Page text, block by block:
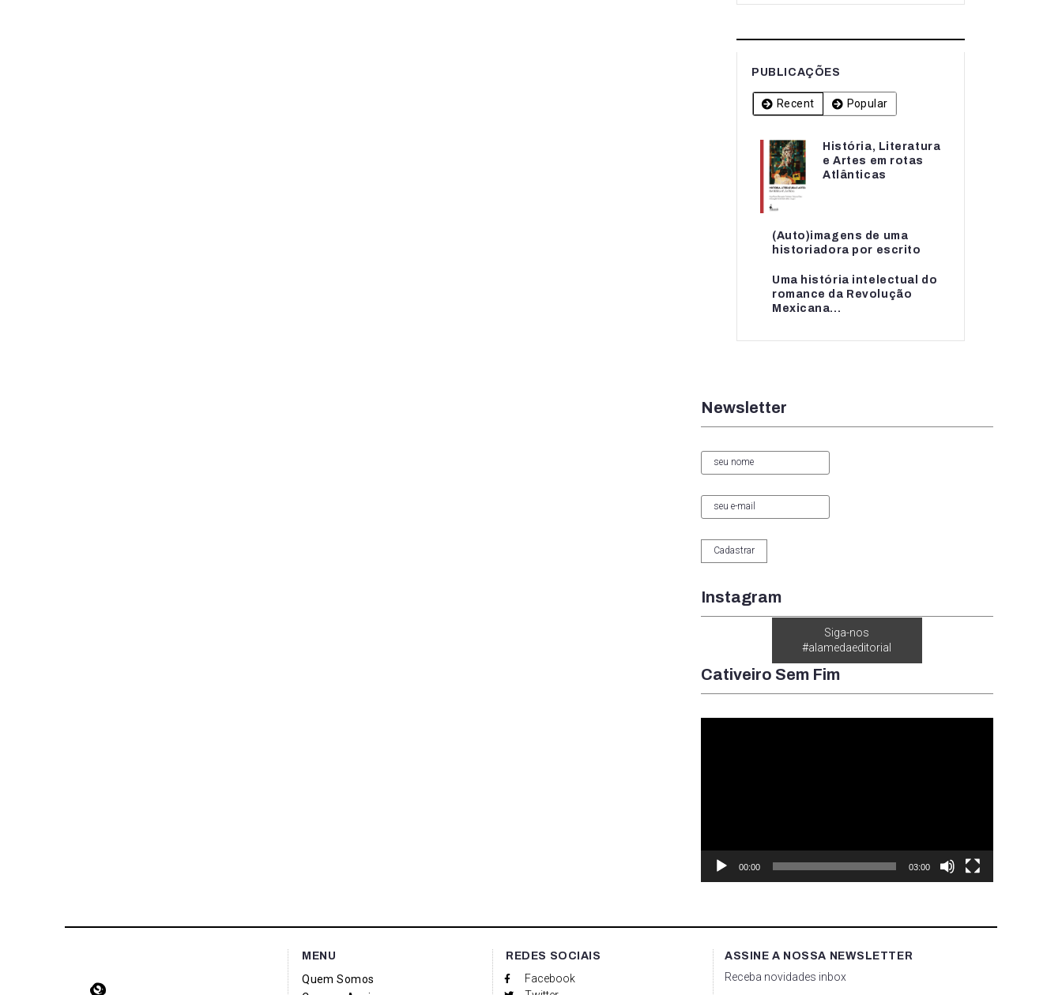
PUBLICAÇÕES
Recent Popular
História, Literatura
e Artes em rotas
Atlânticas
(Auto)imagens de uma
historiadora por escrito
Uma história intelectual do
romance da Revolução
Mexicana...
História, Literatura
e Artes em rotas...
(Auto)imagens de uma
historiadora por escrito
Uma história intelectual do
romance da...
Newsletter
Instagram
Siga-nos
#alamedaeditorial
Cativeiro Sem Fim
00:00 03:00
MENU
Quem Somos
REDES SOCIAIS
Facebook
ASSINE A NOSSA NEWSLETTER
Receba novidades inbox